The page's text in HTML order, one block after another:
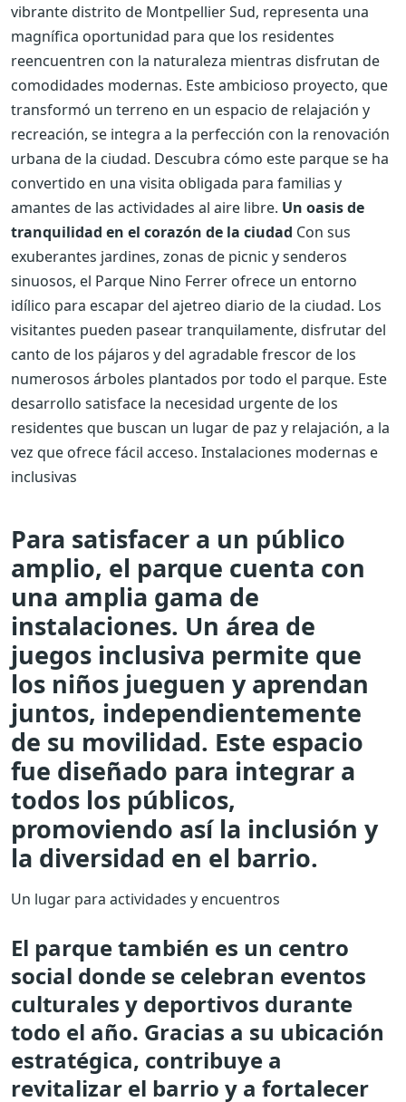
vibrante distrito de Montpellier Sud, representa una
magnífica oportunidad para que los residentes
reencuentren con la naturaleza mientras disfrutan de
comodidades modernas. Este ambicioso proyecto, que
transformó un terreno en un espacio de relajación y
recreación, se integra a la perfección con la renovación
urbana de la ciudad. Descubra cómo este parque se ha
convertido en una visita obligada para familias y
amantes de las actividades al aire libre. Un oasis de
tranquilidad en el corazón de la ciudad Con sus
exuberantes jardines, zonas de picnic y senderos
sinuosos, el Parque Nino Ferrer ofrece un entorno
idílico para escapar del ajetreo diario de la ciudad. Los
visitantes pueden pasear tranquilamente, disfrutar del
canto de los pájaros y del agradable frescor de los
numerosos árboles plantados por todo el parque. Este
desarrollo satisface la necesidad urgente de los
residentes que buscan un lugar de paz y relajación, a la
vez que ofrece fácil acceso. Instalaciones modernas e
inclusivas
Para satisfacer a un público
amplio, el parque cuenta con
una amplia gama de
instalaciones. Un área de
juegos inclusiva permite que
los niños jueguen y aprendan
juntos, independientemente
de su movilidad. Este espacio
fue diseñado para integrar a
todos los públicos,
promoviendo así la inclusión y
la diversidad en el barrio.
Un lugar para actividades y encuentros
El parque también es un centro
social donde se celebran eventos
culturales y deportivos durante
todo el año. Gracias a su ubicación
estratégica, contribuye a
revitalizar el barrio y a fortalecer